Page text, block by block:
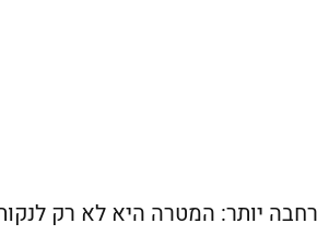
יותר: המטרה היא לא רק